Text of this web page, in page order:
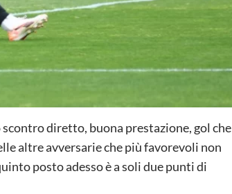
diretto, buona prestazione, gol che
altre avversarie che più favorevoli non
posto adesso è a soli due punti di